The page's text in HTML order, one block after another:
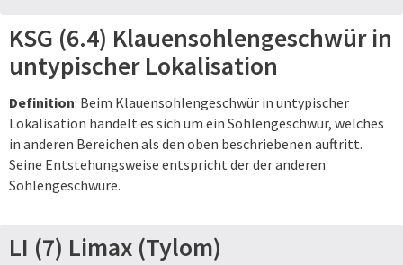
KSG (6.4) Klauensohlengeschwür in
untypischer Lokalisation
Definition: Beim Klauensohlengeschwür in untypischer
Lokalisation handelt es sich um ein Sohlengeschwür, welches
in anderen Bereichen als den oben beschriebenen auftritt.
Seine Entstehungsweise entspricht der der anderen
Sohlengeschwüre.
LI (7) Limax (Tylom)